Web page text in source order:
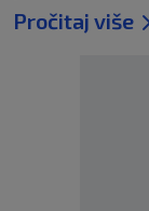
Pročitaj više